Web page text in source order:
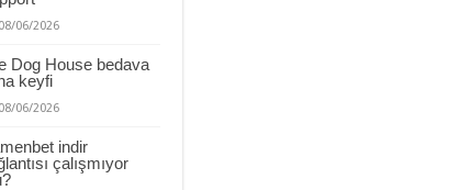
08/06/2026
Dog House bedava
keyfi
08/06/2026
indir
çalışmıyor